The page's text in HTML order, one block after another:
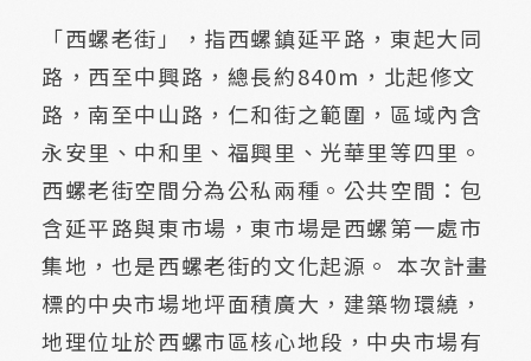
「西螺老街」，指西螺鎮延平路，東起大同
路，西至中興路，總長約840m，北起修文
路，南至中山路，仁和街之範圍，區域內含
永安里、中和里、福興里、光華里等四里。
西螺老街空間分為公私兩種。公共空間：包
含延平路與東市場，東市場是西螺第一處市
集地，也是西螺老街的文化起源。 本次計畫
標的中央市場地坪面積廣大，建築物環繞，
地理位址於西螺市區核心地段，中央市場有